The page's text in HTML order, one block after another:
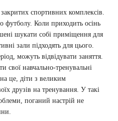
спортивних комплексів.
футболу. Коли приходить осінь
шукати собі приміщення для
зали підходять для цього.
можуть відвідувати заняття.
свої навчально-тренувальні
це, діти з великим
друзів на тренування. У такі
поганий настрій не